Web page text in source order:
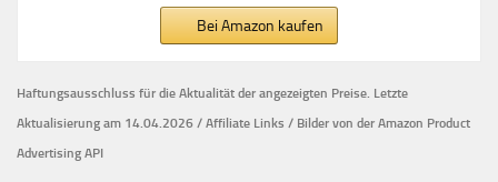
Bei Amazon kaufen
Haftungsausschluss für die Aktualität der angezeigten Preise. Letzte
Aktualisierung am 14.04.2026 / Affiliate Links / Bilder von der Amazon Product
Advertising API